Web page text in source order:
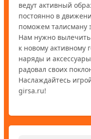
ведут активный
постоянно в
поможем талисману
Нам нужно вылечить
к новому активному
наряды и
радовал своих
Наслаждайтесь
girsa.ru!